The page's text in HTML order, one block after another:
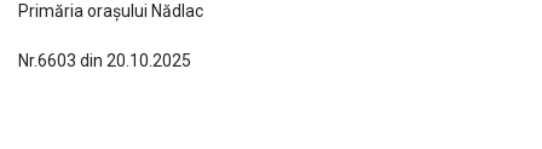
Primăria orașului Nădlac
Nr.6603 din 20.10.2025